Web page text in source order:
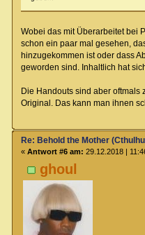
Wobei das mit Überarbeitet bei
schon ein paar mal gesehen,
hinzugekommen ist oder dass
geworden sind. Inhaltlich hat
Die Handouts sind aber
Original. Das kann man ihnen
ghoul
Re: Behold the Mother
« Antwort #6 am: 29.12.2018 |